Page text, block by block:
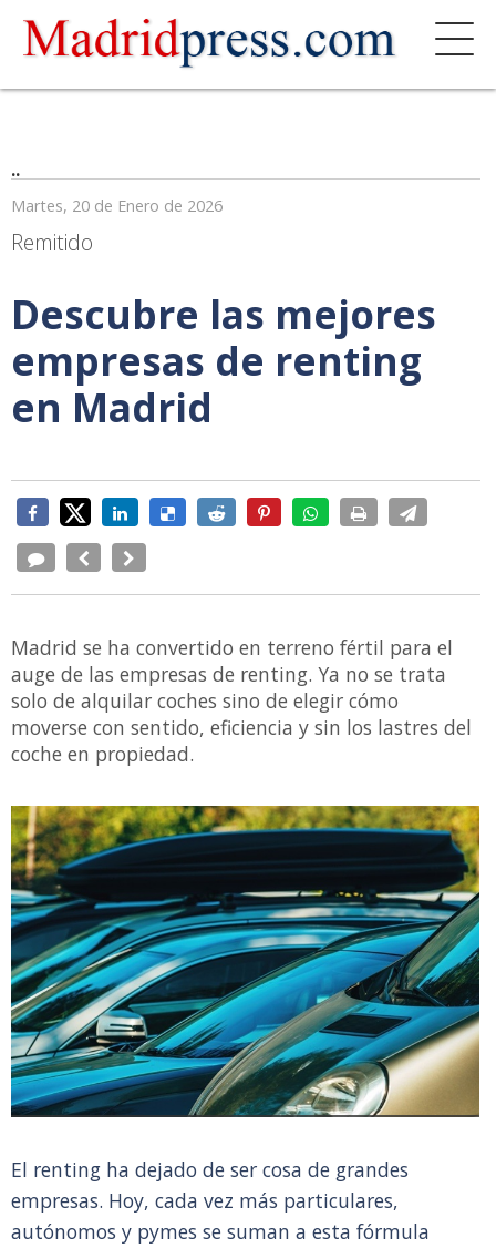
..
Martes, 20 de Enero de 2026
Remitido
Descubre las mejores
empresas de renting
en Madrid
Madrid se ha convertido en terreno fértil para el
auge de las empresas de renting. Ya no se trata
solo de alquilar coches sino de elegir cómo
moverse con sentido, eficiencia y sin los lastres del
coche en propiedad.
El renting ha dejado de ser cosa de grandes
empresas. Hoy, cada vez más particulares,
autónomos y pymes se suman a esta fórmula